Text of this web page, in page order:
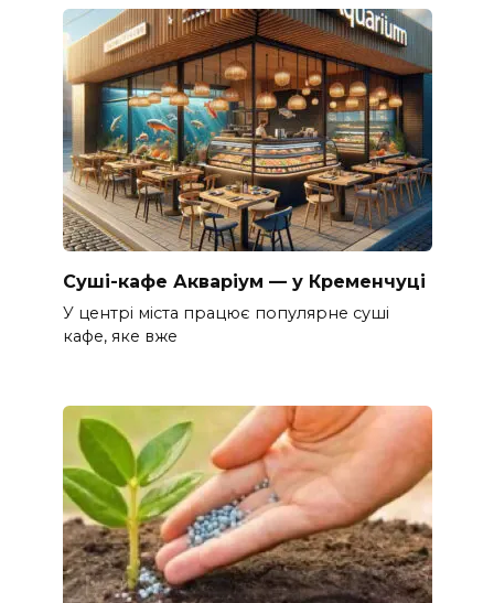
Суші-кафе Акваріум — у Кременчуці
У центрі міста працює популярне суші
кафе, яке вже